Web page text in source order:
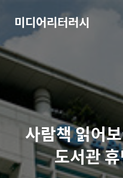
미디어리터러시
사람책 읽어
도서관